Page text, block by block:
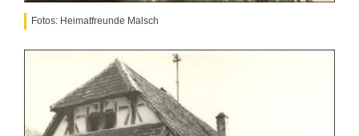
Fotos: Heimatfreunde Malsch